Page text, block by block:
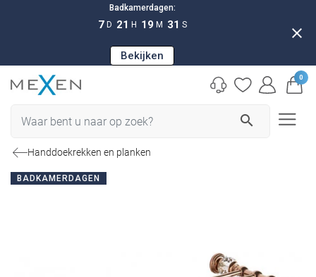
Badkamerdagen:
7 D 21 H 19 M 30 S
Bekijken
close
search
0
Handdoekrekken en planken
BADKAMERDAGEN